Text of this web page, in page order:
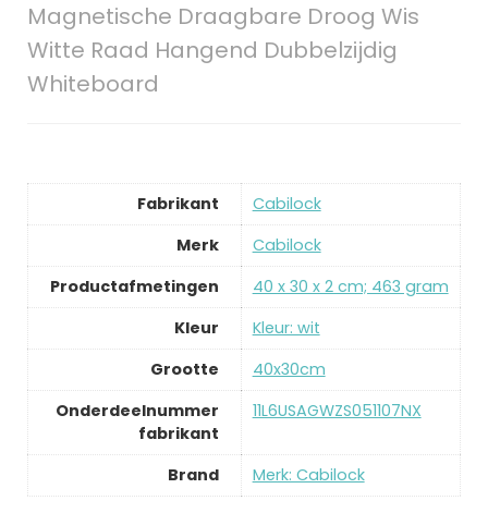
Magnetische Draagbare Droog Wis
Witte Raad Hangend Dubbelzijdig
Whiteboard
Fabrikant
‎Cabilock
Merk
‎Cabilock
Productafmetingen
‎40 x 30 x 2 cm; 463 gram
Kleur
‎Kleur: wit
Grootte
‎40x30cm
Onderdeelnummer
fabrikant
‎11L6USAGWZS051107NX
Brand Merk: Cabilock